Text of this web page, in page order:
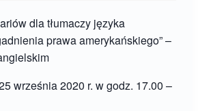
dla tłumaczy języka
prawa amerykańskiego” –
września 2020 r. w godz. 17.00 –